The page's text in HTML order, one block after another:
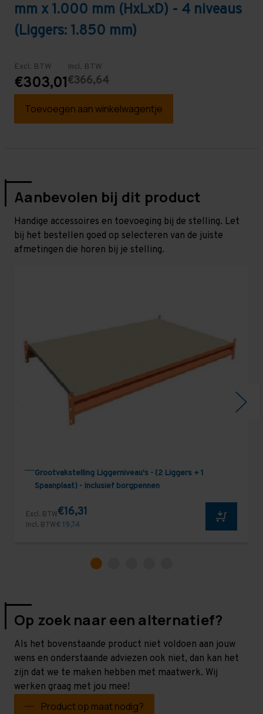
mm x 1.000 mm (HxLxD) - 4 niveaus
(Liggers: 1.850 mm)
Excl. BTW
€303,01
Incl. BTW
€366,64
Toevoegen aan winkelwagentje
Aanbevolen bij dit product
Handige accessoires en toevoeging bij de stelling. Let
bij het bestellen goed op selecteren van de juiste
afmetingen die horen bij je stelling.
Grootvakstelling Liggerniveau's - (2 Liggers + 1
Spaanplaat) - Inclusief borgpennen
Excl. BTW€16,31
Incl. BTW€ 19,74
Op zoek naar een alternatief?
Als het bovenstaande product niet voldoen aan jouw
wens en onderstaande adviezen ook niet, dan kan het
zijn dat we te maken hebben met maatwerk. Wij
werken graag met jou mee!
Product op maat nodig?